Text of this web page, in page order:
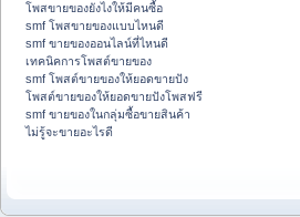
โพสขายของยังไงให้มีคนซื้อ
smf โพสขายของแบบไหนดี
smf ขายของออนไลน์ที่ไหนดี
เทคนิคการโพสต์ขายของ
smf โพสต์ขายของให้ยอดขายปัง
โพสต์ขายของให้ยอดขายปังโพสฟรี
smf ขายของในกลุ่มซื้อขายสินค้า
ไม่รู้จะขายอะไรดี